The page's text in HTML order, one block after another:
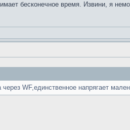
бесконечное время. Извини, я
WF,единственное напрягает